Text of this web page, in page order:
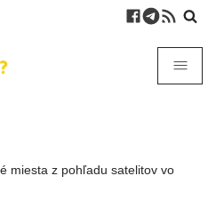
miesta z pohľadu satelitov vo